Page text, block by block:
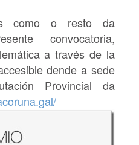
como o resto da
convocatoria,
a través de la
dende a sede
Provincial da
gal/